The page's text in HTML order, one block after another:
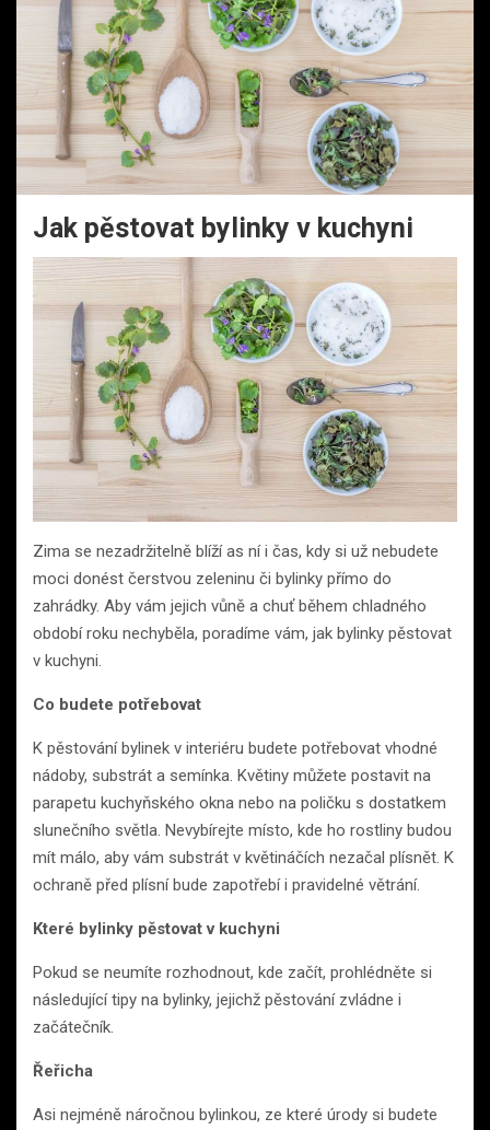
Jak pěstovat bylinky v kuchyni
Zima se nezadržitelně blíží as ní i čas, kdy si už nebudete
moci donést čerstvou zeleninu či bylinky přímo do
zahrádky. Aby vám jejich vůně a chuť během chladného
období roku nechyběla, poradíme vám, jak bylinky pěstovat
v kuchyni.
Co budete potřebovat
K pěstování bylinek v interiéru budete potřebovat vhodné
nádoby, substrát a semínka. Květiny můžete postavit na
parapetu kuchyňského okna nebo na poličku s dostatkem
slunečního světla. Nevybírejte místo, kde ho rostliny budou
mít málo, aby vám substrát v květináčích nezačal plísnět. K
ochraně před plísní bude zapotřebí i pravidelné větrání.
Které bylinky pěstovat v kuchyni
Pokud se neumíte rozhodnout, kde začít, prohlédněte si
následující tipy na bylinky, jejichž pěstování zvládne i
začátečník.
Řeřicha
Asi nejméně náročnou bylinkou, ze které úrody si budete